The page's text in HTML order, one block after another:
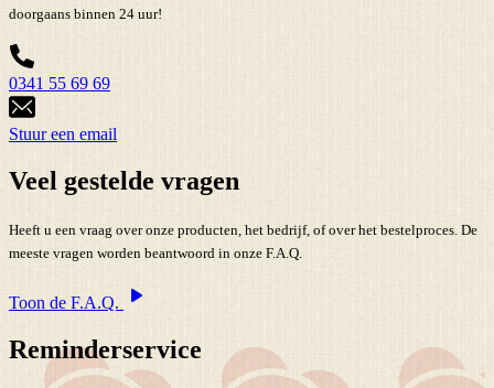
doorgaans binnen 24 uur!
0341 55 69 69
Stuur een email
Veel gestelde vragen
Heeft u een vraag over onze producten, het bedrijf, of over het bestelproces. De
meeste vragen worden beantwoord in onze F.A.Q.
Toon de F.A.Q.
Reminderservice